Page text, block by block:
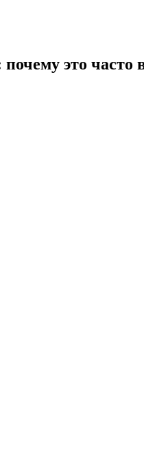
это часто